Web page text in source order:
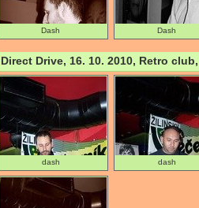
Dash Dash
Direct Drive, 16. 10. 2010, Retro
dash dash